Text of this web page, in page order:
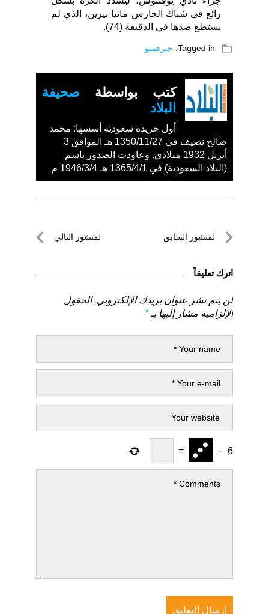
رائع في شباك الحارس ماتيا بيرين، الذي لم
يستطع صدها في الدقيقة (74).
folder_open
Tagged in: جيرفينيو
كتب بواسطة صحيفة
البلاد
أول جريدة سعودية أسسها: محمد
صالح نصيف في 1350/11/27 هـ الموافق 3
أبريل 1932 ميلادي. وعاودت الصدور باسم
(البلاد السعودية) في 1365/4/1 هـ 1946/3/4 م
تصفّحلمنشور السابق
السابق
لمنشور التالي
اترك تعليقاً
لن يتم نشر عنوان بريدك الإلكتروني. الحقول
الإلزامية مشار إليها بـ*
6
−
=